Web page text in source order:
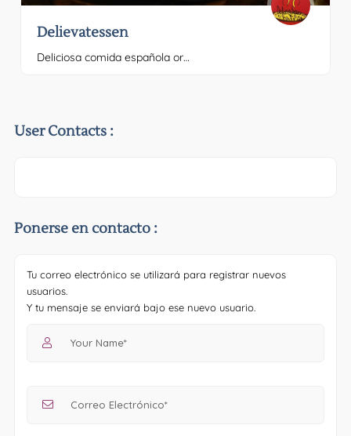
Delievatessen
Deliciosa comida española orgánica con los mejores Por favor, proporciona el texto que quieres traducir.
User Contacts :
Ponerse en contacto :
Tu correo electrónico se utilizará para registrar nuevos
usuarios.
Y tu mensaje se enviará bajo ese nuevo usuario.